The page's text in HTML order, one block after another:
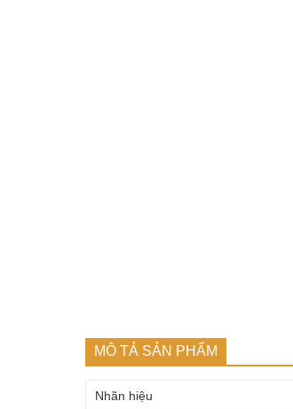
MÔ TẢ SẢN PHẨM
Nhãn hiệu